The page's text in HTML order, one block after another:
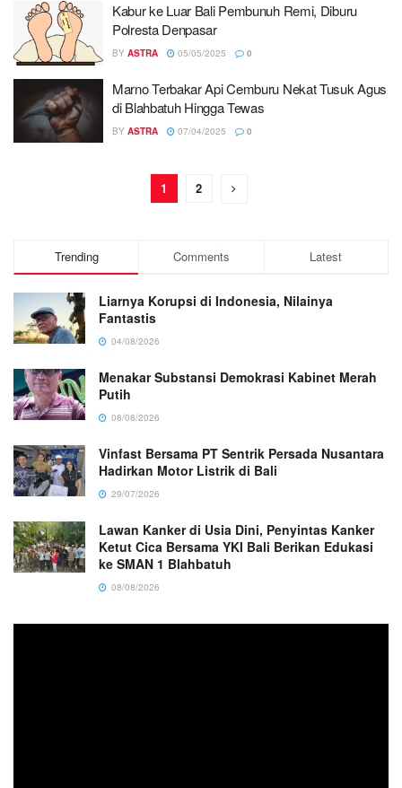
Kabur ke Luar Bali Pembunuh Remi, Diburu
Polresta Denpasar
BY ASTRA 05/05/2025 0
Marno Terbakar Api Cemburu Nekat Tusuk Agus
di Blahbatuh Hingga Tewas
BY ASTRA 07/04/2025 0
1 2
Trending Comments Latest
Liarnya Korupsi di Indonesia, Nilainya
Fantastis
04/08/2026
Menakar Substansi Demokrasi Kabinet Merah
Putih
08/08/2026
Vinfast Bersama PT Sentrik Persada Nusantara
Hadirkan Motor Listrik di Bali
29/07/2026
Lawan Kanker di Usia Dini, Penyintas Kanker
Ketut Cica Bersama YKI Bali Berikan Edukasi
ke SMAN 1 Blahbatuh
08/08/2026